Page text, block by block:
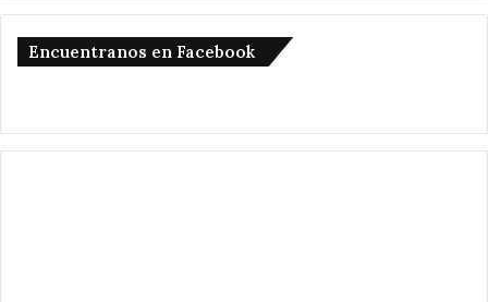
Encuentranos en Facebook